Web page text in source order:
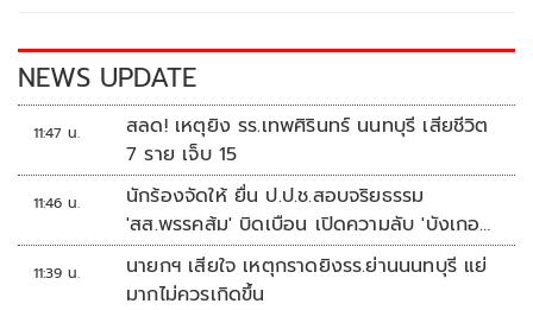
k k
NEWS UPDATE
11:47 น.
สลด! เหตุยิง รร.เทพศิรินทร์ นนทบุรี เสียชีวิต
7 ราย เจ็บ 15
11:46 น.
นักร้องจัดให้ ยื่น ป.ป.ช.สอบจริยธรรม
'สส.พรรคส้ม' บิดเบือน เปิดความลับ 'บังเกอร์
ทหาร'
11:39 น.
นายกฯ เสียใจ เหตุกราดยิงรร.ย่านนนทบุรี แย่
มากไม่ควรเกิดขึ้น